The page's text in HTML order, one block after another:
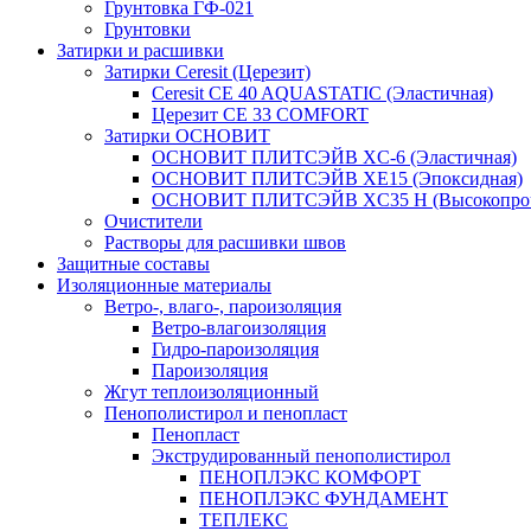
Грунтовка ГФ-021
Грунтовки
Затирки и расшивки
Затирки Ceresit (Церезит)
Ceresit CE 40 AQUASTATIC (Эластичная)
Церезит CE 33 COMFORT
Затирки ОСНОВИТ
ОСНОВИТ ПЛИТСЭЙВ XC-6 (Эластичная)
ОСНОВИТ ПЛИТСЭЙВ XЕ15 (Эпоксидная)
ОСНОВИТ ПЛИТСЭЙВ XС35 Н
Очистители
Растворы для расшивки швов
Защитные составы
Изоляционные материалы
Ветро-, влаго-, пароизоляция
Ветро-влагоизоляция
Гидро-пароизоляция
Пароизоляция
Жгут теплоизоляционный
Пенополистирол и пенопласт
Пенопласт
Экструдированный пенополистирол
ПЕНОПЛЭКС КОМФОРТ
ПЕНОПЛЭКС ФУНДАМЕНТ
ТЕПЛЕКС